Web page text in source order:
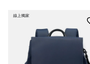
線上獨家